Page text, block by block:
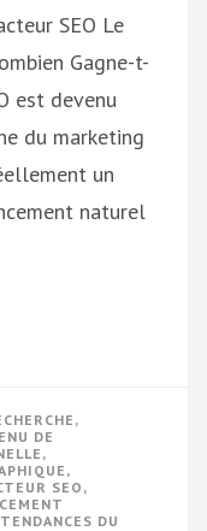
SEO Le
Gagne-t-
est devenu
du marketing
un
naturel
,
DE
,
,
SEO ,
TENDANCES DU